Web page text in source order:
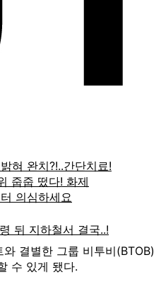
결별한 그룹 비투비(BTOB)
수 있게 됐다.